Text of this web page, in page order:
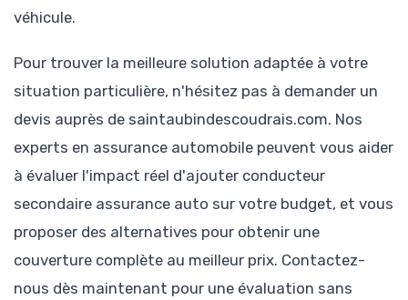
véhicule.
Pour trouver la meilleure solution adaptée à votre
situation particulière, n'hésitez pas à demander un
devis auprès de saintaubindescoudrais.com. Nos
experts en assurance automobile peuvent vous aider
à évaluer l'impact réel d'ajouter conducteur
secondaire assurance auto sur votre budget, et vous
proposer des alternatives pour obtenir une
couverture complète au meilleur prix. Contactez-
nous dès maintenant pour une évaluation sans